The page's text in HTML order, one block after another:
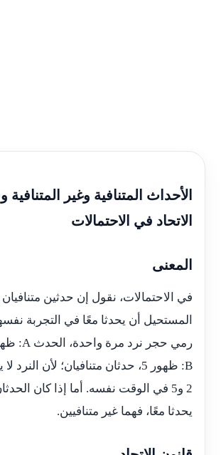
الأحداث المتنافية وغير المتنافية
الاتحاد في الاحتمالات
المعنى
في الاحتمالات، نقول إن حدثين
المستحيل أن يحدثا معًا في التجربة
رمي حجر نرد مرة واحدة، الحدث A: ظهور 2،
B
: ظهور 5، حدثان متنافيان؛ لأن
2 و5 في الوقت نفسه. أما إذا كان
يحدثا معًا، فهما غير متنافيين.